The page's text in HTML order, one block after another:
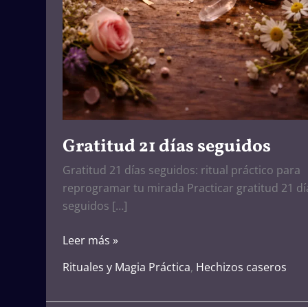
Gratitud 21 días seguidos
Gratitud 21 días seguidos: ritual práctico para
reprogramar tu mirada Practicar gratitud 21
seguidos […]
Leer más »
Rituales y Magia Práctica, Hechizos caseros